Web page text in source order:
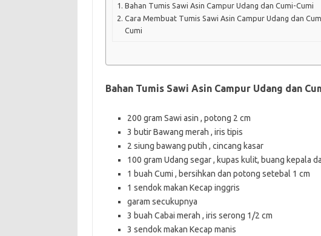
Bahan Tumis Sawi Asin Campur Udang dan Cumi-Cumi
Cara Membuat Tumis Sawi Asin Campur Udang dan
Cumi
Bahan Tumis Sawi Asin Campur Udang dan
200 gram Sawi asin , potong 2 cm
3 butir Bawang merah , iris tipis
2 siung bawang putih , cincang kasar
100 gram Udang segar , kupas kulit, buang kepala
1 buah Cumi , bersihkan dan potong setebal 1 cm
1 sendok makan Kecap inggris
garam secukupnya
3 buah Cabai merah , iris serong 1/2 cm
3 sendok makan Kecap manis